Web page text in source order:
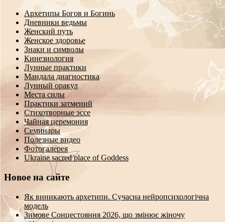
Архетипы Богов и Богинь
Дневники ведьмы
Женский путь
Женское здоровье
Знаки и символы
Кинезиология
Лунные практики
Мандала диагностика
Лунный оракул
Места силы
Практики затмений
Стихотворные эссе
Чайная церемония
Семинары
Полезные видео
Фотогалерея
Ukraine sacred place of Goddess
Новое на сайте
Як виникають архетипи. Сучасна нейропсихологічна
модель
Зимове Сонцестояння 2026, що змінює жіночу